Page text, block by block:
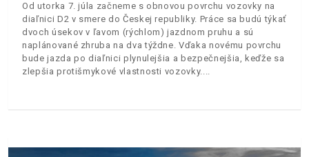
Od utorka 7. júla začneme s obnovou povrchu vozovky na
diaľnici D2 v smere do Českej republiky. Práce sa budú týkať
dvoch úsekov v ľavom (rýchlom) jazdnom pruhu a sú
naplánované zhruba na dva týždne. Vďaka novému povrchu
bude jazda po diaľnici plynulejšia a bezpečnejšia, keďže sa
zlepšia protišmykové vlastnosti vozovky.